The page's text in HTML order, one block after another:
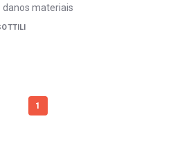
danos materiais
1